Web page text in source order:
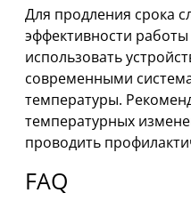
Для продления срока
эффективности
использовать
современными
температуры.
температурных
проводить
FAQ